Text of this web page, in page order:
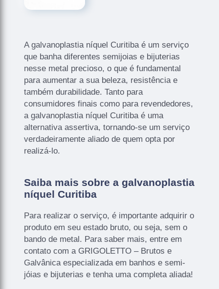
A galvanoplastia níquel Curitiba é um serviço
que banha diferentes semijoias e bijuterias
nesse metal precioso, o que é fundamental
para aumentar a sua beleza, resistência e
também durabilidade. Tanto para
consumidores finais como para revendedores,
a galvanoplastia níquel Curitiba é uma
alternativa assertiva, tornando-se um serviço
verdadeiramente aliado de quem opta por
realizá-lo.
Saiba mais sobre a galvanoplastia
níquel Curitiba
Para realizar o serviço, é importante adquirir o
produto em seu estado bruto, ou seja, sem o
bando de metal. Para saber mais, entre em
contato com a GRIGOLETTO – Brutos e
Galvânica especializada em banhos e semi-
jóias e bijuterias e tenha uma completa aliada!